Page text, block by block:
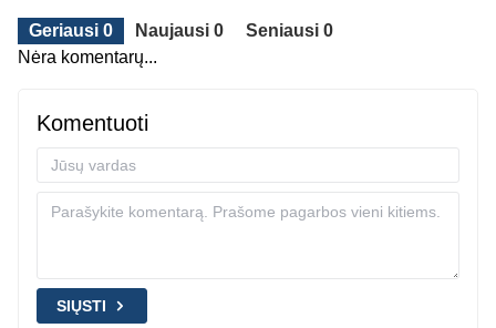
Geriausi 0 Naujausi 0
Seniausi 0
Nėra komentarų...
Komentuoti
SIŲSTI